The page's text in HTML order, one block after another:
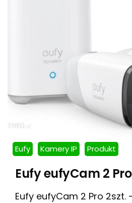
Eufy Kamery IP Produkt
Eufy eufyCam 2
Eufy eufyCam 2 Pro